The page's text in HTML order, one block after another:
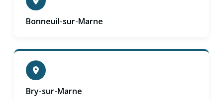
Bonneuil-sur-Marne
Bry-sur-Marne